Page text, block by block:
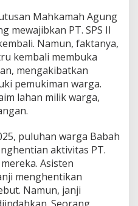
Mahkamah Agung
mewajibkan PT. SPS II
Namun, faktanya,
kembali membuka
mengakibatkan
pemukiman warga.
lahan milik warga,
puluhan warga Babah
aktivitas PT.
Asisten
menghentikan
Namun, janji